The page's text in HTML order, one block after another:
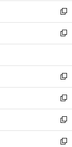
く
で
開
く
ド
ウ
で
開
ウ
ィ
ン
ド
ウ
開
く
し
い
ウ
ィ
ン
ウ
で
開
く
新
し
い
ウ
ン
ド
ウ
で
開
く
新
し
ウ
ィ
ン
ド
ウ
で
開
く
新
し
い
ウ
ィ
ン
ド
新
し
い
ウ
ィ
新
し
い
新